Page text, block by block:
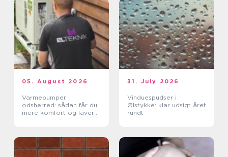
05. August 2026
Varmepumper i
odsherred: sådan får du
mere komfort og lavere
31. July 2026
Vinduespudser i
Ølstykke: klar udsigt året
rundt